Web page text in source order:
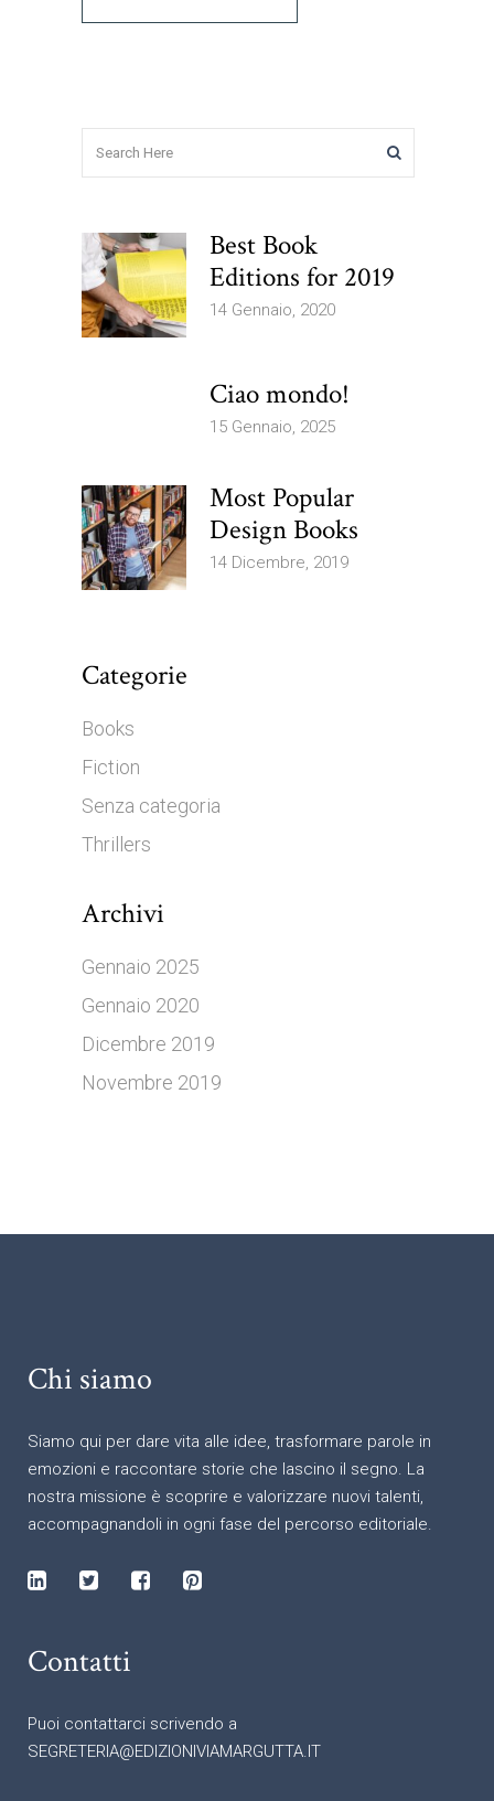
Best Book
Editions for 2019
14 Gennaio, 2020
Ciao mondo!
15 Gennaio, 2025
Most Popular
Design Books
14 Dicembre, 2019
Categorie
Books
Fiction
Senza categoria
Thrillers
Archivi
Gennaio 2025
Gennaio 2020
Dicembre 2019
Novembre 2019
Chi siamo
Siamo qui per dare vita alle idee, trasformare parole in
emozioni e raccontare storie che lascino il segno. La
nostra missione è scoprire e valorizzare nuovi talenti,
accompagnandoli in ogni fase del percorso editoriale.
Contatti
Puoi contattarci scrivendo a
SEGRETERIA@EDIZIONIVIAMARGUTTA.IT